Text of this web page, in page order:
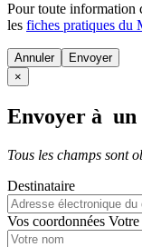
Pour toute information
les fiches pratiques du
Annuler
×
Envoyer à un
Tous les champs sont
Destinataire
Vos coordonnées